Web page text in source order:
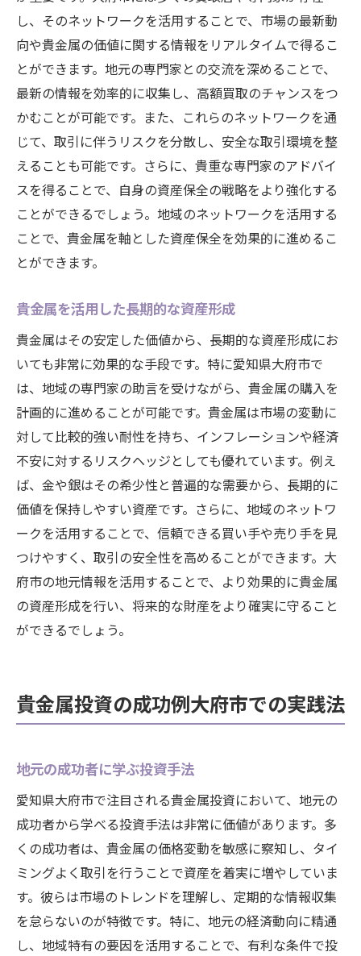
し、そのネットワークを活用することで、市場の最新動
向や貴金属の価値に関する情報をリアルタイムで得るこ
とができます。地元の専門家との交流を深めることで、
最新の情報を効率的に収集し、高額買取のチャンスをつ
かむことが可能です。また、これらのネットワークを通
じて、取引に伴うリスクを分散し、安全な取引環境を整
えることも可能です。さらに、貴重な専門家のアドバイ
スを得ることで、自身の資産保全の戦略をより強化する
ことができるでしょう。地域のネットワークを活用する
ことで、貴金属を軸とした資産保全を効果的に進めるこ
とができます。
貴金属を活用した長期的な資産形成
貴金属はその安定した価値から、長期的な資産形成にお
いても非常に効果的な手段です。特に愛知県大府市で
は、地域の専門家の助言を受けながら、貴金属の購入を
計画的に進めることが可能です。貴金属は市場の変動に
対して比較的強い耐性を持ち、インフレーションや経済
不安に対するリスクヘッジとしても優れています。例え
ば、金や銀はその希少性と普遍的な需要から、長期的に
価値を保持しやすい資産です。さらに、地域のネットワ
ークを活用することで、信頼できる買い手や売り手を見
つけやすく、取引の安全性を高めることができます。大
府市の地元情報を活用することで、より効果的に貴金属
の資産形成を行い、将来的な財産をより確実に守ること
ができるでしょう。
貴金属投資の成功例大府市での実践法
地元の成功者に学ぶ投資手法
愛知県大府市で注目される貴金属投資において、地元の
成功者から学べる投資手法は非常に価値があります。多
くの成功者は、貴金属の価格変動を敏感に察知し、タイ
ミングよく取引を行うことで資産を着実に増やしていま
す。彼らは市場のトレンドを理解し、定期的な情報収集
を怠らないのが特徴です。特に、地元の経済動向に精通
し、地域特有の要因を活用することで、有利な条件で投